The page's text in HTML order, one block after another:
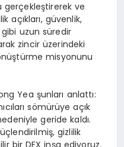
gerçekleştirerek ve
açıkları, güvenlik,
uzun süredir
zincir üzerindeki
misyonunu
Yea şunları anlattı:
sömürüye açık
geride kaldı.
gizlilik